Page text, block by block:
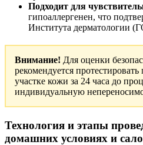
Подходит для
гипоаллергенен, что
Института дерматологии
Внимание! Для оценки
рекомендуется
участке кожи за 24 часа до
индивидуальную
Технология и этапы
домашних условиях и